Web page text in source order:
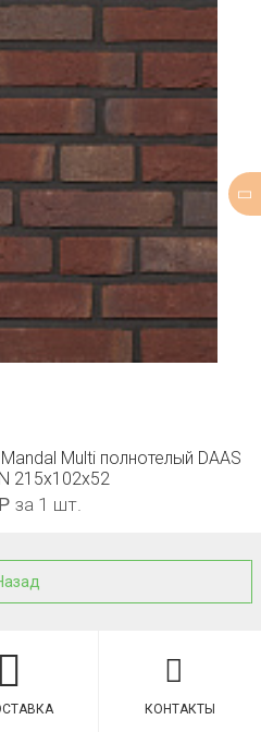
Multi полнотелый DAAS
215x102x52
Р за 1 шт.
КОНТАКТЫ